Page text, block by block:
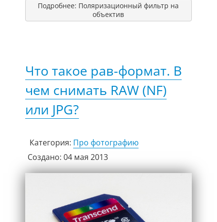
Подробнее: Поляризационный фильтр на
объектив
Что такое рав-формат. В
чем снимать RAW (NF)
или JPG?
Категория: Про фотографию
Создано: 04 мая 2013